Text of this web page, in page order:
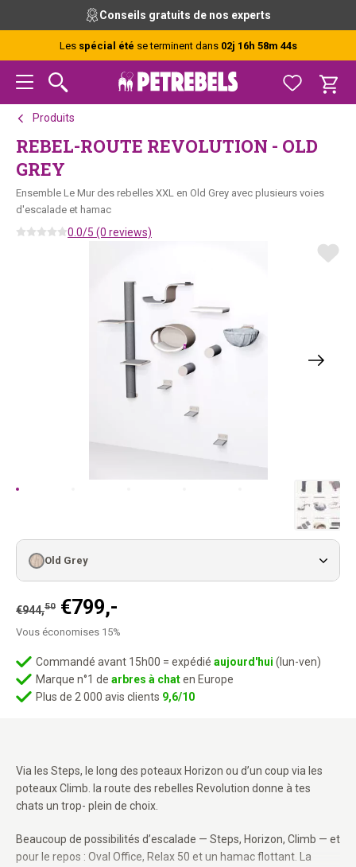
navigation
principale
principal
de
page
Conseils gratuits de nos experts
Les spécial été se terminent dans 02j 16h 58m 44s
Produits
REBEL-ROUTE REVOLUTION - OLD
GREY
Ensemble Le Mur des rebelles XXL en Old Grey avec plusieurs voies
d'escalade et hamac
0.0/5 (0 reviews)
Via les Steps, le long des poteaux Horizon ou d’un coup via les
poteaux Climb. la route des rebelles Revolution donne à tes
chats un trop- plein de choix.
Beaucoup de possibilités d’escalade — Steps, Horizon, Climb — et
pour le repos : Oval Office, Relax 50 et un hamac flottant. La
€944,50 Le
prix
était :
€944,50.
€799,-
prix
est :
€799,-.
Vous économises 15%
Old Grey
Commandé avant 15h00 = expédié aujourd'hui (lun-ven)
Marque n°1 de arbres à chaten Europe
Plus de 2 000 avis clients 9,6/10